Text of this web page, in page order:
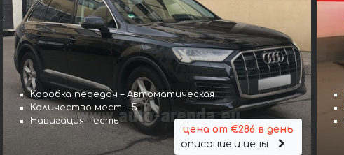
Коробка передач – Автоматическая
Количество мест – 5
Навигация – есть
цена от €286 в день
описание и цены